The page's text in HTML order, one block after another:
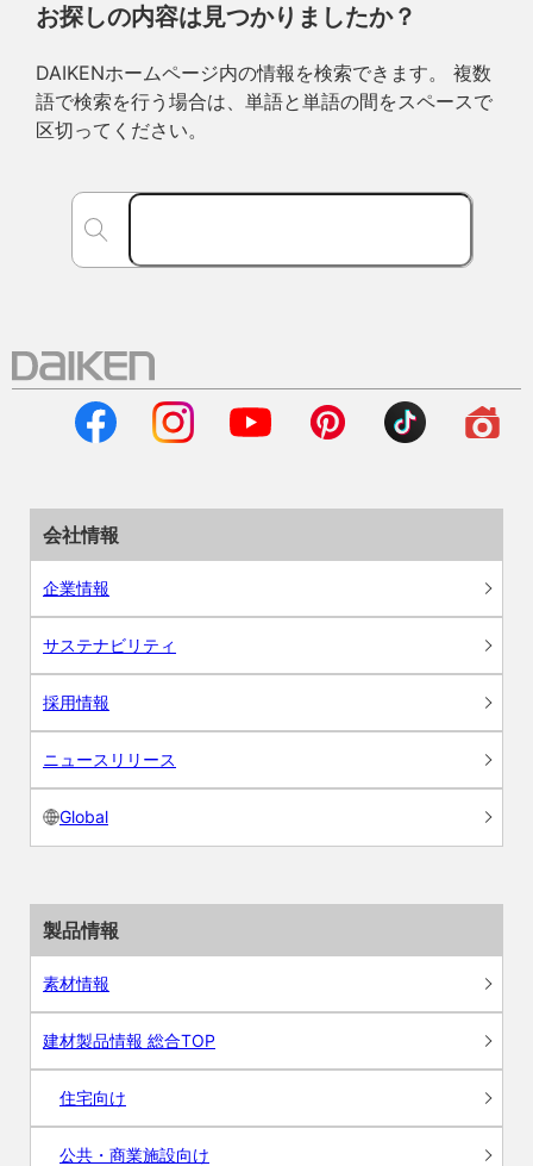
お探しの内容は見つかりましたか？
DAIKENホームページ内の情報を検索できます。 複数
語で検索を行う場合は、単語と単語の間をスペースで
区切ってください。
会社情報
企業情報
サステナビリティ
採用情報
ニュースリリース
Global
製品情報
素材情報
建材製品情報 総合TOP
住宅向け
公共・商業施設向け